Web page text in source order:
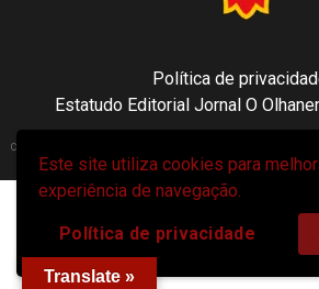
Este site utiliza cookies para
experiência de navegação.
Política de privacidade
Política de
Estatudo Editorial Jornal O
Copyright 2021 © Sporting Clube Olhanense - All rights reserved |
ToonsDomain.com |Newspherepor AF
Translate »